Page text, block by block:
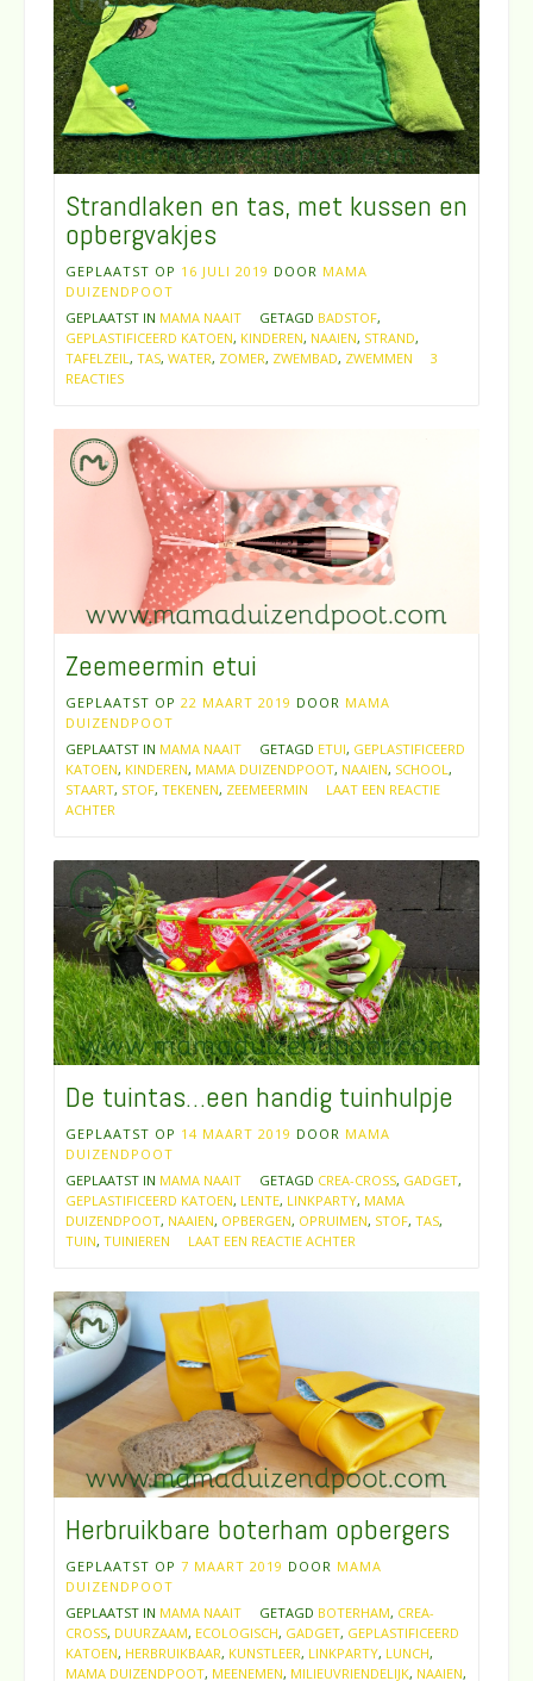
Strandlaken en tas, met kussen en
opbergvakjes
GEPLAATST OP 16 JULI 2019 DOOR MAMA
DUIZENDPOOT
GEPLAATST IN MAMA NAAIT GETAGD BADSTOF,
GEPLASTIFICEERD KATOEN, KINDEREN, NAAIEN, STRAND,
TAFELZEIL , TAS, WATER, ZOMER, ZWEMBAD, ZWEMMEN
3
REACTIES
Zeemeermin etui
GEPLAATST OP 22 MAART 2019 DOOR MAMA
DUIZENDPOOT
GEPLAATST IN MAMA NAAIT GETAGD ETUI, GEPLASTIFICEERD
KATOEN, KINDEREN, MAMA DUIZENDPOOT, NAAIEN, SCHOOL ,
STAART, STOF, TEKENEN, ZEEMEERMIN
LAAT EEN REACTIE
ACHTER
De tuintas…een handig tuinhulpje
GEPLAATST OP 14 MAART 2019 DOOR MAMA
DUIZENDPOOT
GEPLAATST IN MAMA NAAIT GETAGD CREA-CROSS, GADGET,
GEPLASTIFICEERD KATOEN, LENTE, LINKPARTY, MAMA
DUIZENDPOOT, NAAIEN, OPBERGEN, OPRUIMEN, STOF, TAS,
TUIN, TUINIEREN LAAT EEN REACTIE ACHTER
Herbruikbare boterham opbergers
GEPLAATST OP 7 MAART 2019 DOOR MAMA
DUIZENDPOOT
GEPLAATST IN MAMA NAAIT GETAGD BOTERHAM, CREA-
CROSS, DUURZAAM, ECOLOGISCH, GADGET, GEPLASTIFICEERD
KATOEN, HERBRUIKBAAR, KUNSTLEER, LINKPARTY, LUNCH,
MAMA DUIZENDPOOT, MEENEMEN, MILIEUVRIENDELIJK, NAAIEN,